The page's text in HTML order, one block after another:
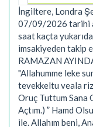
İngiltere, Londra
07/09/2026 tarihi
saat kaçta
imsakiyeden takip
RAMAZAN
"Allahumme leke
tevekkeltu veala
Oruç Tuttum Sana
Açtım.) ” Hamd
ile. Allahım beni,